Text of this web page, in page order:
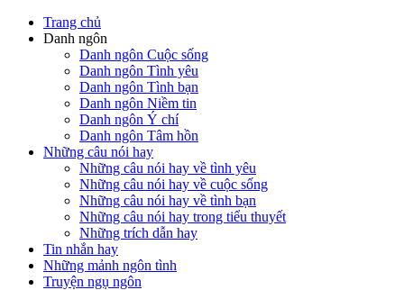
Trang chủ
Danh ngôn
Danh ngôn Cuộc sống
Danh ngôn Tình yêu
Danh ngôn Tình bạn
Danh ngôn Niềm tin
Danh ngôn Ý chí
Danh ngôn Tâm hồn
Những câu nói hay
Những câu nói hay về tình yêu
Những câu nói hay về cuộc sống
Những câu nói hay về tình bạn
Những câu nói hay trong tiểu thuyết
Những trích dẫn hay
Tin nhắn hay
Những mảnh ngôn tình
Truyện ngụ ngôn